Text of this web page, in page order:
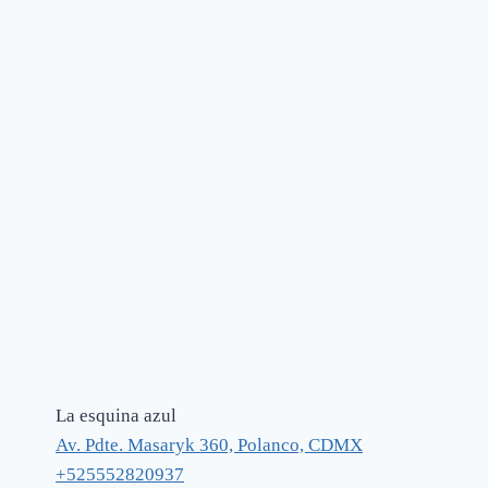
La esquina azul
Av. Pdte. Masaryk 360, Polanco, CDMX
+525552820937